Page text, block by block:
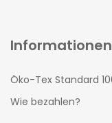
Informationen
Öko-Tex Standard
Wie bezahlen?